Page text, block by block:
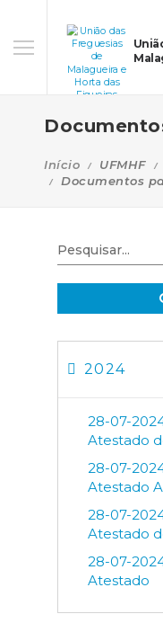
Início UFMHF
Documentos
2024
28-07-
Atestado
28-07-
Atestado
28-07-
Atestado
28-07-
Atestado